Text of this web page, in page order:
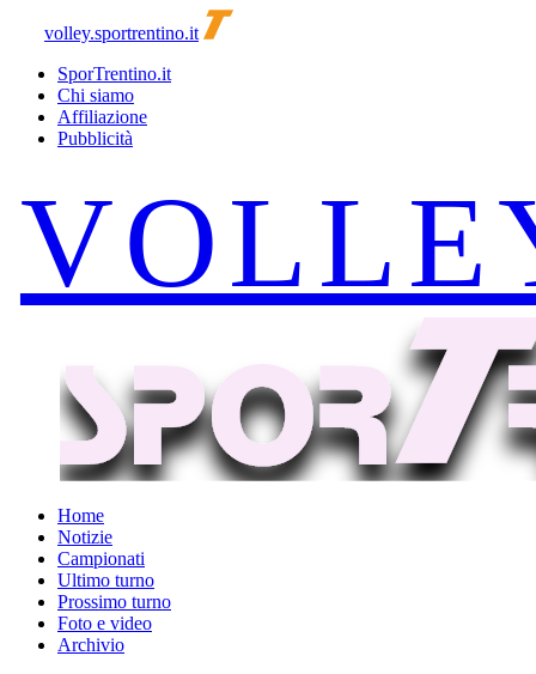
volley.sportrentino.it
SporTrentino.it
Chi siamo
Affiliazione
Pubblicità
Home
Notizie
Campionati
Ultimo turno
Prossimo turno
Foto e video
Archivio